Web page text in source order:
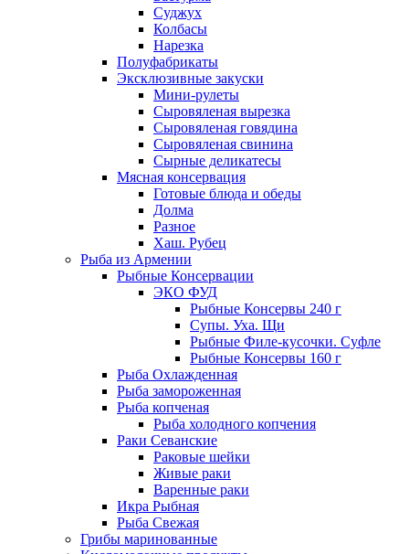
Суджух
Колбасы
Нарезка
Полуфабрикаты
Эксклюзивные закуски
Мини-рулеты
Сыровяленая вырезка
Сыровяленая говядина
Сыровяленая свинина
Сырные деликатесы
Мясная консервация
Готовые блюда и обеды
Долма
Разное
Хаш. Рубец
Рыба из Армении
Рыбные Консервации
ЭКО ФУД
Рыбные Консервы 240 г
Супы. Уха. Щи
Рыбные Филе-кусочки. Суфле
Рыбные Консервы 160 г
Рыба Охлажденная
Рыба замороженная
Рыба копченая
Рыба холодного копчения
Раки Севанские
Раковые шейки
Живые раки
Варенные раки
Икра Рыбная
Рыба Свежая
Грибы маринованные